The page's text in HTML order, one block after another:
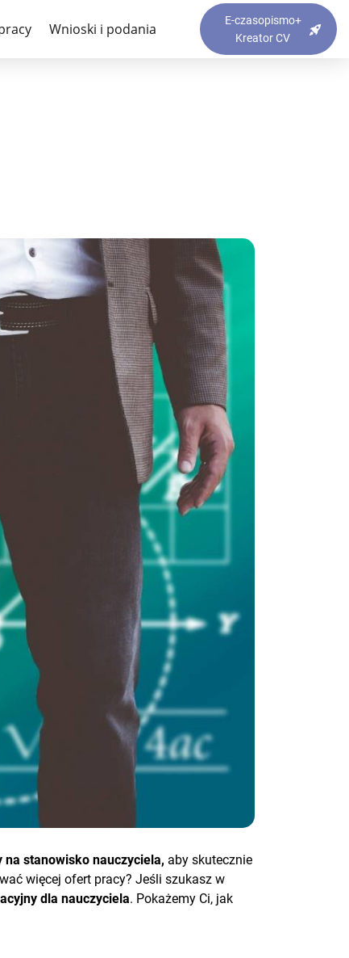
Wnioski i podania
E-czasopismo+
Kreator CV
szkole? – porady
na stanowisko nauczyciela, aby skutecznie
więcej ofert pracy? Jeśli szukasz w
dla nauczyciela. Pokażemy Ci, jak